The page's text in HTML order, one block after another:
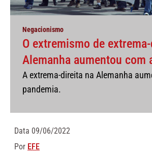
Negacionismo
O extremismo de
Alemanha aumentou com
A extrema-direita na Alemanha
pandemia.
Data 09/06/2022
Por EFE